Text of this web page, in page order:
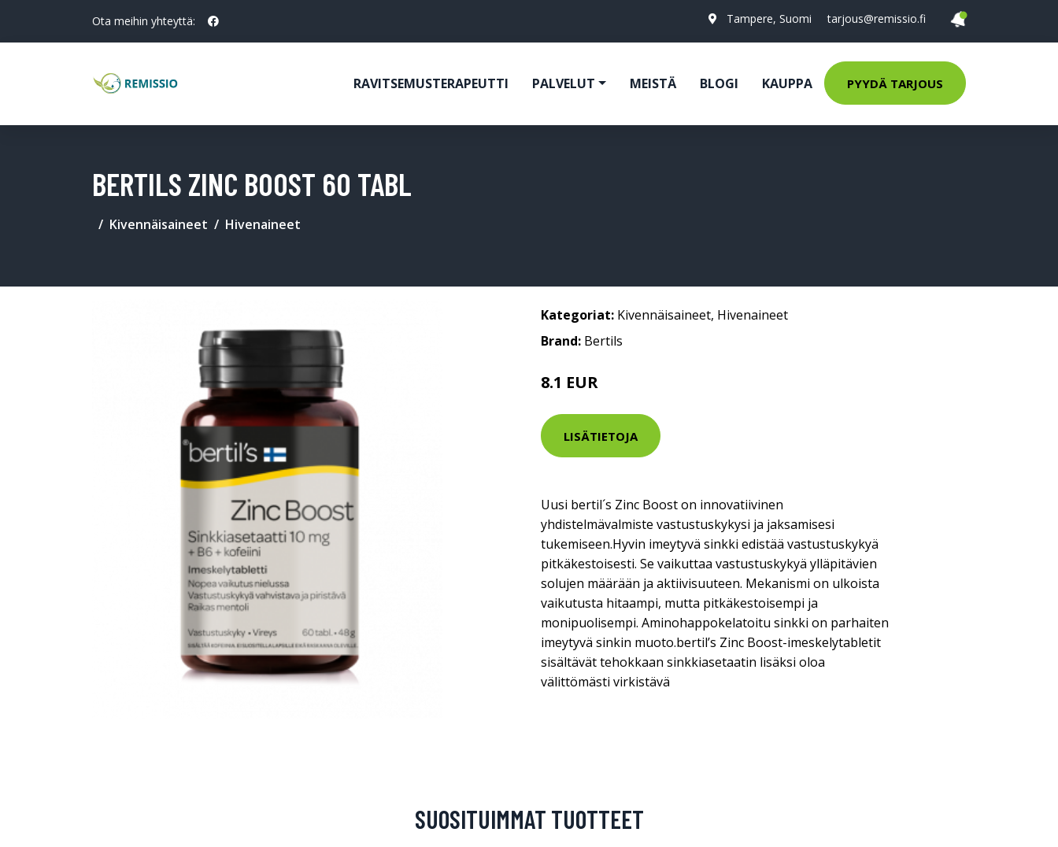
Ota meihin yhteyttä: Tampere, Suomi tarjous@remissio.fi
RAVITSEMUSTERAPEUTTI PALVELUT MEISTÄ BLOGI KAUPPA PYYDÄ TARJOUS
BERTILS ZINC BOOST 60 TABL
Kivennäisaineet Hivenaineet
Kategoriat: Kivennäisaineet, Hivenaineet
Brand: Bertils
8.1 EUR
LISÄTIETOJA
Uusi bertil´s Zinc Boost on innovatiivinen
yhdistelmävalmiste vastustuskykysi ja jaksamisesi
tukemiseen.Hyvin imeytyvä sinkki edistää vastustuskykyä
pitkäkestoisesti. Se vaikuttaa vastustuskykyä ylläpitävien
solujen määrään ja aktiivisuuteen. Mekanismi on ulkoista
vaikutusta hitaampi, mutta pitkäkestoisempi ja
monipuolisempi. Aminohappokelatoitu sinkki on parhaiten
imeytyvä sinkin muoto.bertil’s Zinc Boost-imeskelytabletit
sisältävät tehokkaan sinkkiasetaatin lisäksi oloa
välittömästi virkistävä
SUOSITUIMMAT TUOTTEET